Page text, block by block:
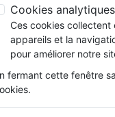
Couple
Soul
Extrait
Auteur :
Cookies analytiques
Ces cookies collectent
appareils et la
pour améliorer notre
fermant cette fenêtre